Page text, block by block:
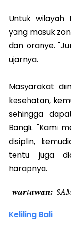
Untuk wilayah
yang masuk
dan oranye.
ujarnya.
Masyarakat
kesehatan,
sehingga
Bangli. "Kami
disiplin,
tentu juga
harapnya.
wartawan
Keliling Bali